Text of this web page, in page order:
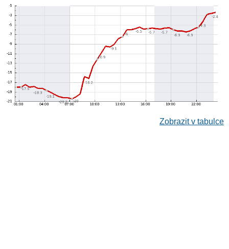
Zobrazit v tabulce